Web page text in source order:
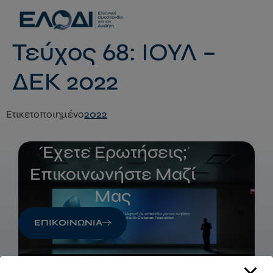
Τεύχος 68: ΙΟΥΛ –
ΔΕΚ 2022
Ετικετοποιημένο2022
Έχετε Ερωτήσεις;
Επικοινωνήστε Μαζί
Μας
ΕΠΙΚΟΙΝΩΝΙΑ